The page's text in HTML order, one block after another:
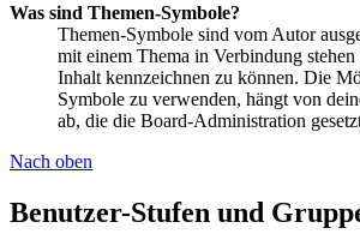
Was sind Themen-Symbole?
Themen-Symbole sind vom Autor
mit einem Thema in Verbindung stehen
Inhalt kennzeichnen zu können. Die
Symbole zu verwenden, hängt von
ab, die die Board-Administration
Nach oben
Benutzer-Stufen und